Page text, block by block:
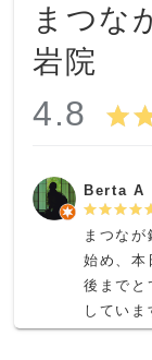
まつな
岩院
4.8
Berta A
まつな
始め、本
後までと
していま